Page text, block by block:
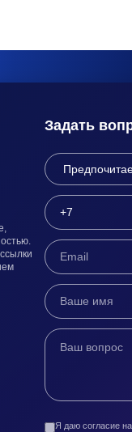
Задать
Я даю согласие